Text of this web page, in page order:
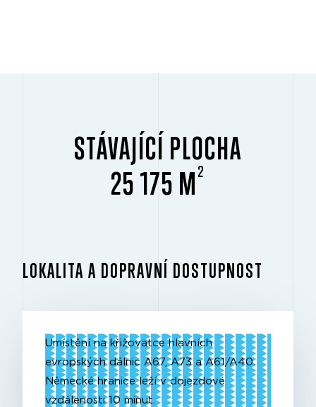
STÁVAJÍCÍ PLOCHA
25 175 M 2
LOKALITA A DOPRAVNÍ DOSTUPNOST
Umístění na křižovatce hlavních
evropských dálnic A67, A73 a A61/A40.
Německé hranice leží v dojezdové
vzdálenosti 10 minut.